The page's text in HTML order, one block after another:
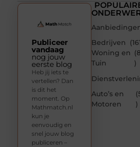
Bedrijven
Woning en
Tuin
)
Auto’s en
Motoren
)
Publiceer
vandaag
nog jouw
eerste blog
Heb jij iets te
vertellen? Dan
is dit het
moment. Op
Mathmatch.nl
kun je
eenvoudig en
snel jouw blog
publiceren –